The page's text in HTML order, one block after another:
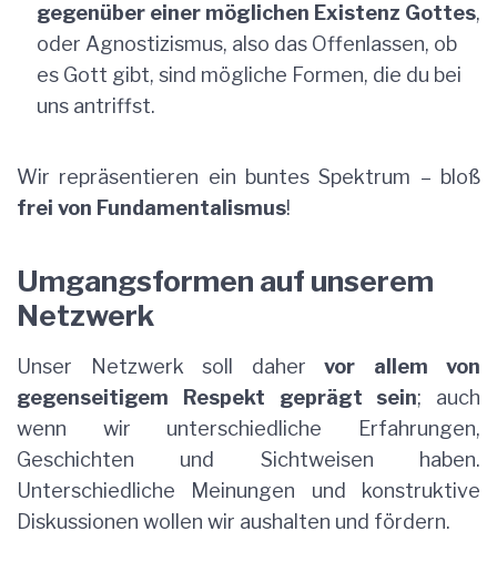
gegenüber einer möglichen Existenz Gottes,
oder Agnostizismus, also das Offenlassen, ob
es Gott gibt, sind mögliche Formen, die du bei
uns antriffst.
Wir repräsentieren ein buntes Spektrum – bloß
frei von Fundamentalismus!
Umgangsformen auf unserem
Netzwerk
Unser Netzwerk soll daher vor allem von
gegenseitigem Respekt geprägt sein; auch
wenn wir unterschiedliche Erfahrungen,
Geschichten und Sichtweisen haben.
Unterschiedliche Meinungen und konstruktive
Diskussionen wollen wir aushalten und fördern.